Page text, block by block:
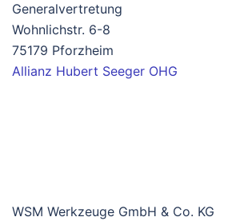
Generalvertretung
Wohnlichstr. 6-8
75179 Pforzheim
Allianz Hubert Seeger OHG
WSM Werkzeuge GmbH & Co. KG